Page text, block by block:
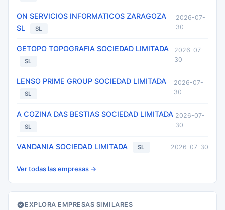
ON SERVICIOS INFORMATICOS ZARAGOZA
SL
SL
2026-07-
30
GETOPO TOPOGRAFIA SOCIEDAD LIMITADA
SL
2026-07-
30
LENSO PRIME GROUP SOCIEDAD LIMITADA
SL
2026-07-
30
A COZINA DAS BESTIAS SOCIEDAD LIMITADA
SL
2026-07-
30
VANDANIA SOCIEDAD LIMITADA SL 2026-07-30
Ver todas las empresas →
EXPLORA EMPRESAS SIMILARES